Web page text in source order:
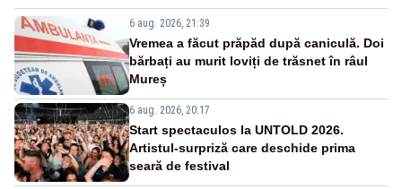
6 aug. 2026, 21:39
Vremea a făcut prăpăd după caniculă. Doi
bărbați au murit loviți de trăsnet în râul
Mureș
6 aug. 2026, 20:17
Start spectaculos la UNTOLD 2026.
Artistul-surpriză care deschide prima
seară de festival